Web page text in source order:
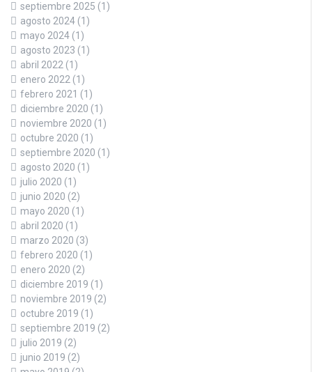
septiembre 2025 (1)
agosto 2024 (1)
mayo 2024 (1)
agosto 2023 (1)
abril 2022 (1)
enero 2022 (1)
febrero 2021 (1)
diciembre 2020 (1)
noviembre 2020 (1)
octubre 2020 (1)
septiembre 2020 (1)
agosto 2020 (1)
julio 2020 (1)
junio 2020 (2)
mayo 2020 (1)
abril 2020 (1)
marzo 2020 (3)
febrero 2020 (1)
enero 2020 (2)
diciembre 2019 (1)
noviembre 2019 (2)
octubre 2019 (1)
septiembre 2019 (2)
julio 2019 (2)
junio 2019 (2)